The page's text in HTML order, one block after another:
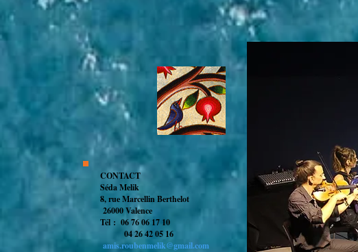
CONTACT
Séda Melik
8, rue Marcellin Berthelot
26000 Valence
Tél : 06 76 06 17 10
04 26 42 05 16
amis.roubenmelik@gmail.com